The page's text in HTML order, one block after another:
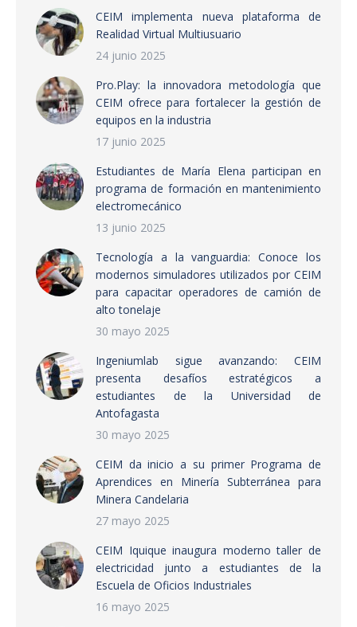
CEIM implementa nueva plataforma de
Realidad Virtual Multiusuario
24 junio 2025
Pro.Play: la innovadora metodología que
CEIM ofrece para fortalecer la gestión de
equipos en la industria
17 junio 2025
Estudiantes de María Elena participan en
programa de formación en mantenimiento
electromecánico
13 junio 2025
Tecnología a la vanguardia: Conoce los
modernos simuladores utilizados por CEIM
para capacitar operadores de camión de
alto tonelaje
30 mayo 2025
Ingeniumlab sigue avanzando: CEIM
presenta desafíos estratégicos a
estudiantes de la Universidad de
Antofagasta
30 mayo 2025
CEIM da inicio a su primer Programa de
Aprendices en Minería Subterránea para
Minera Candelaria
27 mayo 2025
CEIM Iquique inaugura moderno taller de
electricidad junto a estudiantes de la
Escuela de Oficios Industriales
16 mayo 2025